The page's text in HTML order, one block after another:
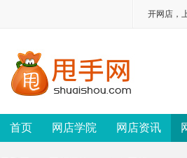
开网店，
首页 网店学院 网店资讯